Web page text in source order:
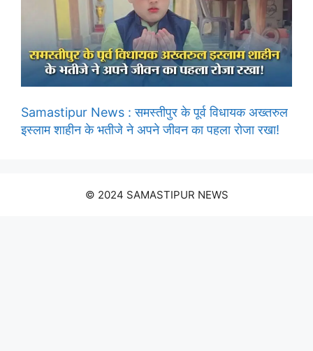
Samastipur News : समस्तीपुर के पूर्व विधायक अख्तरुल
इस्लाम शाहीन के भतीजे ने अपने जीवन का पहला रोजा रखा!
© 2024 SAMASTIPUR NEWS